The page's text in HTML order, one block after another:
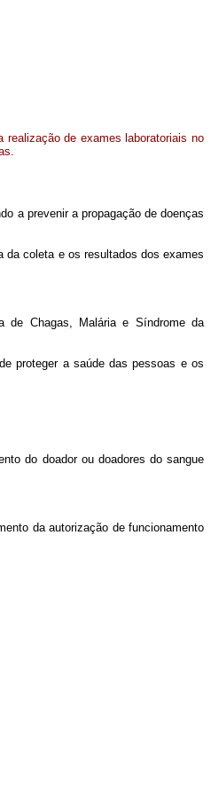
realização de exames laboratoriais no
a prevenir a propagação de doenças
da coleta e os resultados dos exames
de Chagas, Malária e Síndrome da
proteger a saúde das pessoas e os
do doador ou doadores do sangue
da autorização de funcionamento